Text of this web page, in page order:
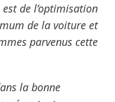
de l’optimisation
de la voiture et
parvenus cette
la bonne